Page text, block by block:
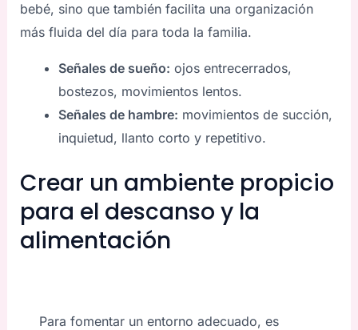
bebé, sino que también facilita una organización
más fluida del día para toda la familia.
Señales de sueño: ojos entrecerrados,
bostezos, movimientos lentos.
Señales de hambre: movimientos de succión,
inquietud, llanto corto y repetitivo.
Crear un ambiente propicio
para el descanso y la
alimentación
Para fomentar un entorno adecuado, es